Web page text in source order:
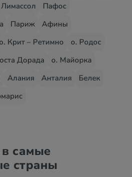
Лимассол
Пафос
Париж
Афины
о. Крит – Ретимно
о. Родос
Дорада
о. Майорка
Алания Анталия
Белек
самые
страны